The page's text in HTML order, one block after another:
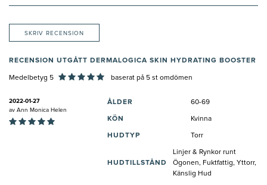
SKRIV RECENSION
RECENSION UTGÅTT DERMALOGICA SKIN HYDRATING BOOSTER
Medelbetyg 5 baserat på 5 st omdömen
2022-01-27
av Ann Monica Helen
ÅLDER 60-69
KÖN Kvinna
HUDTYP Torr
HUDTILLSTÅND
Linjer & Rynkor runt
Ögonen, Fuktfattig, Yttorr,
Känslig Hud